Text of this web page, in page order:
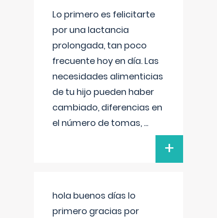
Lo primero es felicitarte
por una lactancia
prolongada, tan poco
frecuente hoy en día. Las
necesidades alimenticias
de tu hijo pueden haber
cambiado, diferencias en
el número de tomas, ...
+
hola buenos días lo
primero gracias por